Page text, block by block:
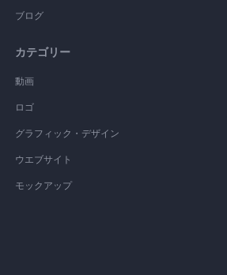
ブログ
カテゴリー
動画
ロゴ
グラフィック・デザイン
ウエブサイト
モックアップ